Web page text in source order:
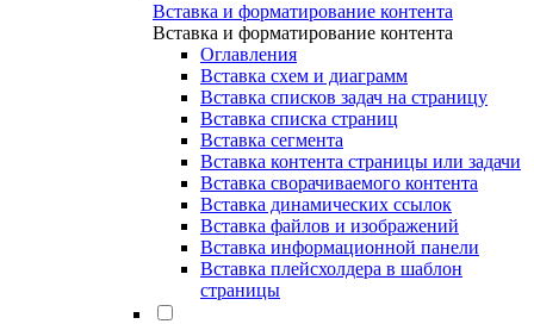
Вставка и форматирование контента
Вставка и форматирование контента
Оглавления
Вставка схем и диаграмм
Вставка списков задач на страницу
Вставка списка страниц
Вставка сегмента
Вставка контента страницы или задачи
Вставка сворачиваемого контента
Вставка динамических ссылок
Вставка файлов и изображений
Вставка информационной панели
Вставка плейсхолдера в шаблон
страницы